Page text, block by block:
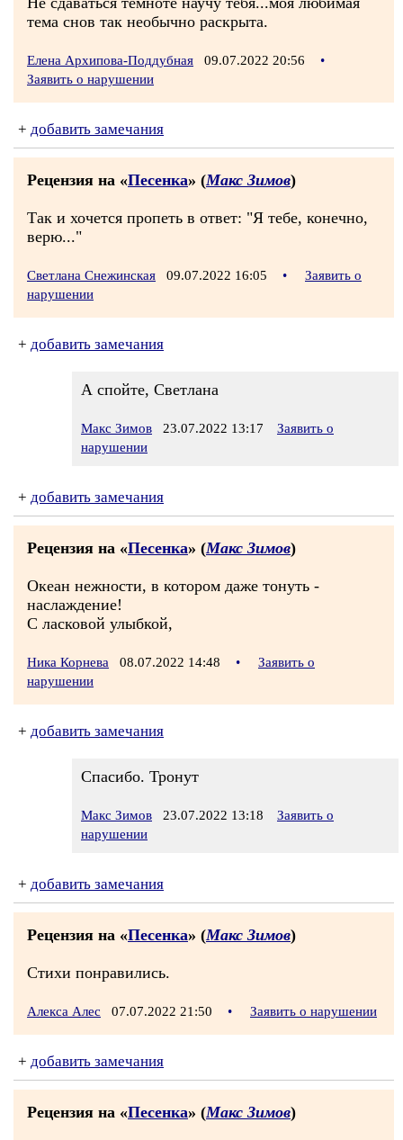
тема снов так необычно раскрыта.
Елена Архипова-Поддубная 09.07.2022 20:56
•
Заявить о нарушении
+ добавить замечания
Рецензия на «Песенка» (Макс Зимов)
Так и хочется пропеть в ответ: "Я тебе, конечно,
верю..."
Светлана Снежинская 09.07.2022 16:05 •
Заявить о
нарушении
+ добавить замечания
А спойте, Светлана
Макс Зимов 23.07.2022 13:17
Заявить о
нарушении
+ добавить замечания
Рецензия на «Песенка» (Макс Зимов)
Океан нежности, в котором даже тонуть -
наслаждение!
С ласковой улыбкой,
Ника Корнева 08.07.2022 14:48 •
Заявить о
нарушении
+ добавить замечания
Спасибо. Тронут
Макс Зимов 23.07.2022 13:18
Заявить о
нарушении
+ добавить замечания
Рецензия на «Песенка» (Макс Зимов)
Стихи понравились.
Алекса Алес 07.07.2022 21:50 • Заявить о нарушении
+ добавить замечания
Рецензия на «Песенка» (Макс Зимов)